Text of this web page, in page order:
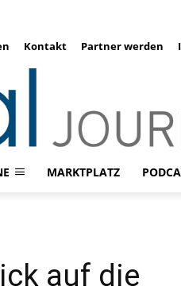
Kontakt Partner werden
MARKTPLATZ
auf die